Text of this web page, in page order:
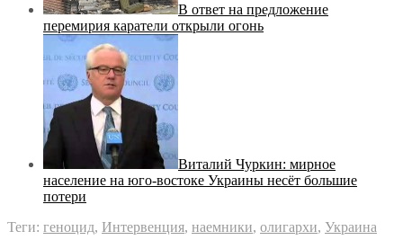
В ответ на предложение
перемирия каратели открыли огонь
Виталий Чуркин: мирное
население на юго-востоке Украины несёт большие
потери
Теги: геноцид, Интервенция, наемники, олигархи, Украина